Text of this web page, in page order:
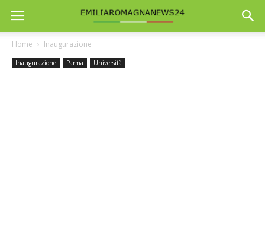
Home Inaugurazione
Inaugurazione Parma Università